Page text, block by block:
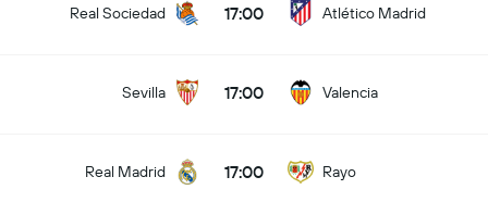
Real Sociedad 17:00 Atlético Madrid
Sevilla 17:00 Valencia
Real Madrid 17:00 Rayo